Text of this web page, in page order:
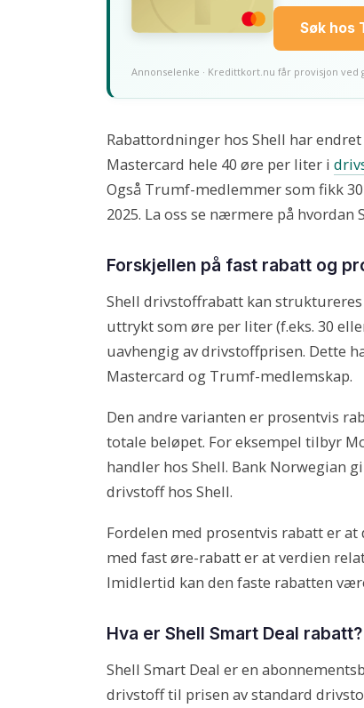
Søk hos
Annonselenke · Kredittkort.nu får provisjon ved
Rabattordninger hos Shell har
Mastercard hele 40 øre per liter i
Også Trumf-medlemmer som fikk
2025. La oss se nærmere på
Forskjellen på fast rabatt og
Shell drivstoffrabatt kan
uttrykt som øre per liter (f.eks. 30
uavhengig av drivstoffprisen. Dette
Mastercard og Trumf-medlemskap.
Den andre varianten er prosentvis
totale beløpet. For eksempel tilbyr
handler hos Shell. Bank Norwegian
drivstoff hos Shell.
Fordelen med prosentvis rabatt er
med fast øre-rabatt er at verdien
Imidlertid kan den faste rabatten
Hva er Shell Smart Deal rabatt?
Shell Smart Deal er en
drivstoff til prisen av standard